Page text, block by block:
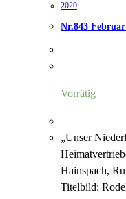
2020
Nr.843 Februar
Vorrätig
„Unser
Hainspach,
Titelbild: